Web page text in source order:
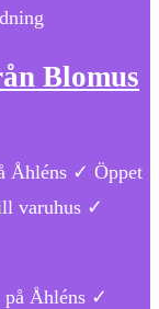
Blomus
Åhléns ✓ Öppet
varuhus ✓
Åhléns ✓